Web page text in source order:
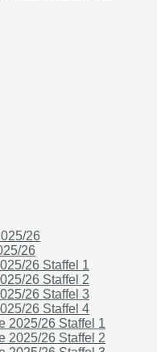
26
26
26 Staffel 1
26 Staffel 2
26 Staffel 3
26 Staffel 4
2025/26 Staffel 1
2025/26 Staffel 2